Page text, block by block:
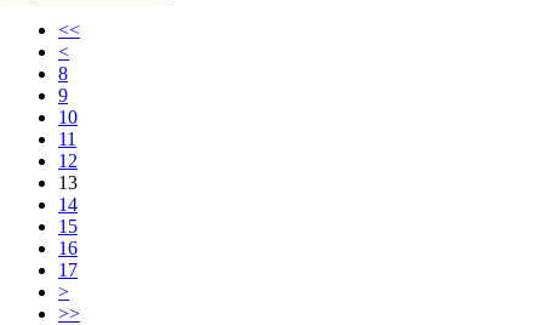
<<
<
8
9
10
11
12
13
14
15
16
17
>
>>